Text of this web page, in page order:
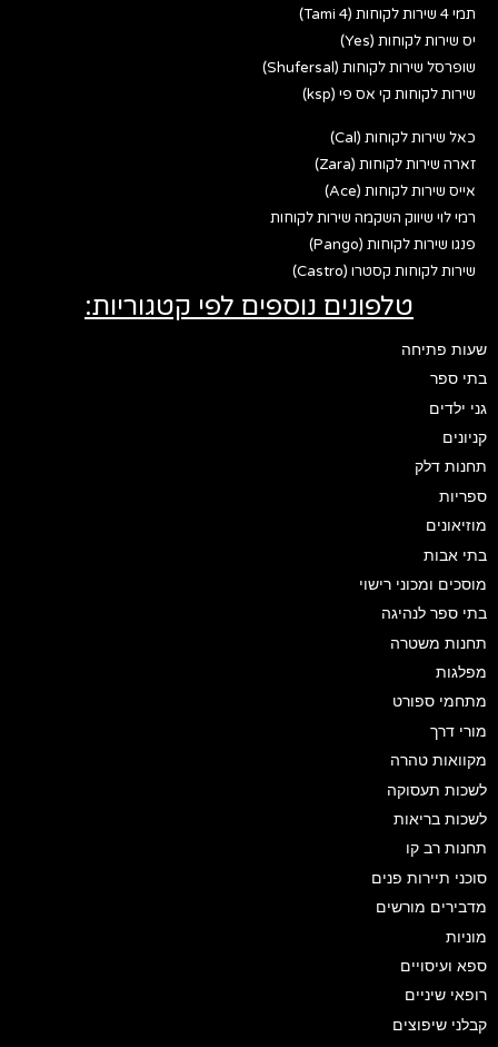
תמי 4 שירות לקוחות (Tami 4)
יס שירות לקוחות (Yes)
שופרסל שירות לקוחות (Shufersal)
שירות לקוחות קי אס פי (ksp)
כאל שירות לקוחות (Cal)
זארה שירות לקוחות (Zara)
אייס שירות לקוחות (Ace)
רמי לוי שיווק השקמה שירות לקוחות
פנגו שירות לקוחות (Pango)
שירות לקוחות קסטרו (Castro)
טלפונים נוספים לפי קטגוריות:
שעות פתיחה
בתי ספר
גני ילדים
קניונים
תחנות דלק
ספריות
מוזיאונים
בתי אבות
מוסכים ומכוני רישוי
בתי ספר לנהיגה
תחנות משטרה
מפלגות
מתחמי ספורט
מורי דרך
מקוואות טהרה
לשכות תעסוקה
לשכות בריאות
תחנות רב קו
סוכני תיירות פנים
מדבירים מורשים
מוניות
ספא ועיסויים
רופאי שיניים
קבלני שיפוצים